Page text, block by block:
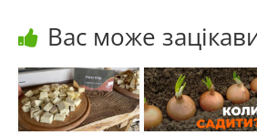
Вас може